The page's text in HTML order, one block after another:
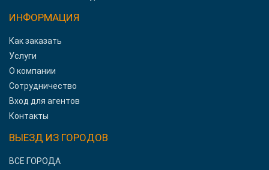
ИНФОРМАЦИЯ
Как заказать
Услуги
О компании
Сотрудничество
Вход для агентов
Контакты
ВЫЕЗД ИЗ ГОРОДОВ
ВСЕ ГОРОДА